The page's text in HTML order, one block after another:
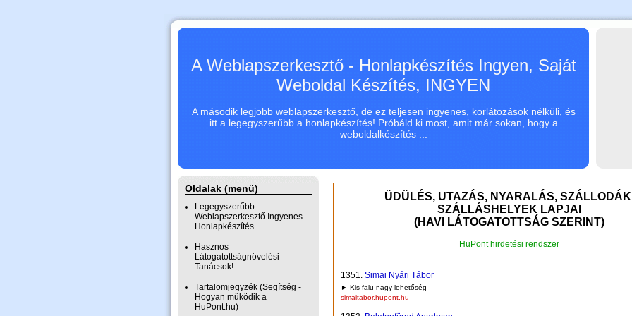
A Weblapszerkesztő - Honlapkészítés Ingyen, Saját
Weboldal Készítés, INGYEN
A második legjobb weblapszerkesztő, de ez teljesen ingyenes, korlátozások nélküli, és
itt a legegyszerűbb a honlapkészítés! Próbáld ki most, amit már sokan, hogy a
weboldalkészítés ...
Oldalak (menü)
Legegyszerűbb
Weblapszerkesztő Ingyenes
Honlapkészítés
Hasznos
Látogatottságnövelési
Tanácsok!
Tartalomjegyzék (Segítség -
Hogyan működik a
HuPont.hu)
ÜDÜLÉS, UTAZÁS, NYARALÁS,
SZÁLLÁSHELYEK LAPJAI
(HAVI LÁTOGATOTTSÁG SZERINT)
HuPont hirdetési rendszer
1351. Simai Nyári Tábor
► Kis falu nagy lehetőség
simaitabor.hupont.hu